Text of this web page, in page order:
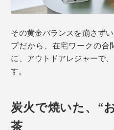
その黄金バランスを崩さず
プだから、在宅ワークの合
に、アウトドアレジャーで
す。
炭火で焼いた、“
茶